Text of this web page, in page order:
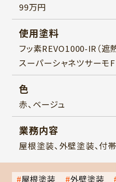
99万円
使用塗料
フッ素REVO1000-IR（遮
スーパーシャネツサーモF
色
赤、ベージュ
業務内容
屋根塗装、外壁塗装、付
屋根塗装 外壁塗装